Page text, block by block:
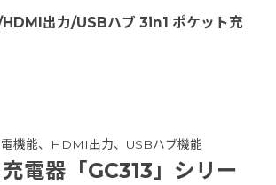
/HDMI出力/USBハブ 3in1 ポケット充
機能、HDMI出力、USBハブ機能
電器「GC313」シリー